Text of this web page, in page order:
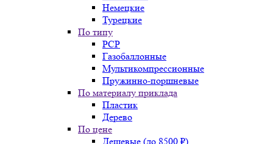
Немецкие
Турецкие
По типу
PCP
Газобаллонные
Мультикомпрессионные
Пружинно-поршневые
По материалу приклада
Пластик
Дерево
По цене
Дешевые (до 8500 ₽)